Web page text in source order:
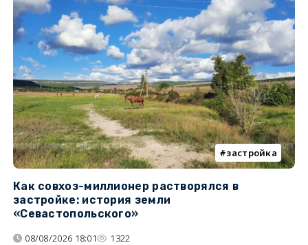
застройка
Как совхоз-миллионер растворялся в
застройке: история земли
«Севастопольского»
08/08/2026 18:01 1322